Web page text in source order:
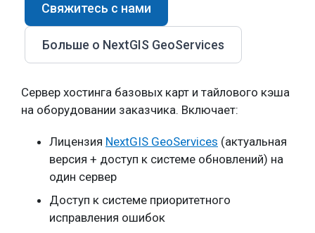
Свяжитесь с нами
Больше о NextGIS GeoServices
Сервер хостинга базовых карт и тайлового кэша
на оборудовании заказчика. Включает:
Лицензия NextGIS GeoServices (актуальная
версия + доступ к системе обновлений) на
один сервер
Доступ к системе приоритетного
исправления ошибок